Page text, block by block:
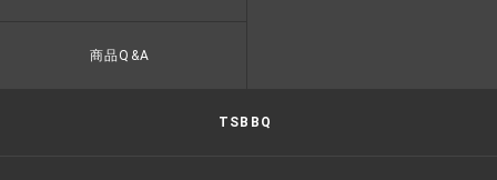
商品Q&A
TSBBQ